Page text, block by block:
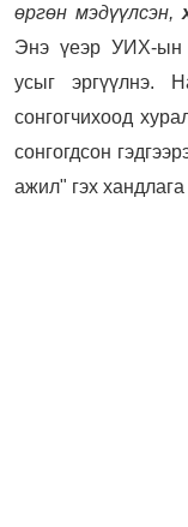
өргөн мэдүүлсэн,
Энэ үеэр УИХ-ын
усыг эргүүлнэ.
сонгогчихоод
сонгогдсон
ажил" гэх хандлага